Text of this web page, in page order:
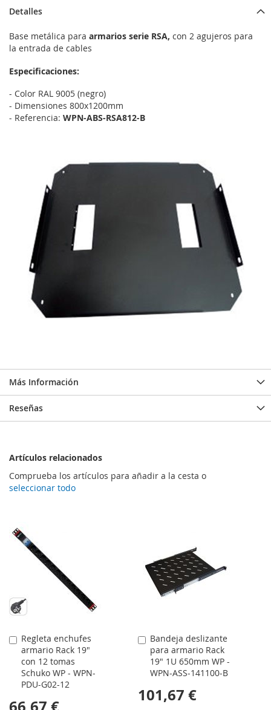
Detalles
Base metálica para armarios serie RSA, con 2 agujeros para
la entrada de cables
Especificaciones:
- Color RAL 9005 (negro)
- Dimensiones 800x1200mm
- Referencia: WPN-ABS-RSA812-B
Más Información
Reseñas
Artículos relacionados
Comprueba los artículos para añadir a la cesta o
seleccionar todo
Regleta enchufes
armario Rack 19"
con 12 tomas
Schuko WP - WPN-
PDU-G02-12
Comprar
Bandeja deslizante
para armario Rack
19" 1U 650mm WP -
WPN-ASS-141100-B
101,67 €
Comprar